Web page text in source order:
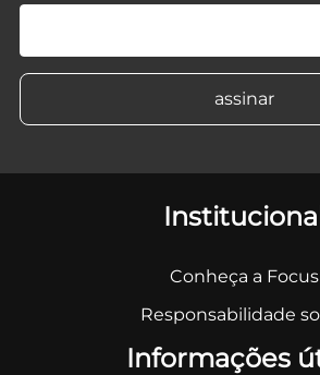
Conheça a Focus
Responsabilidade
Informações